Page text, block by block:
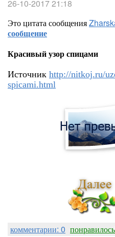
26-10-2017 21:18
Это цитата сообщения
сообщение
Красивый узор спицами
Источник http://nitkoj.ru/
spicami.html
комментарии: 0